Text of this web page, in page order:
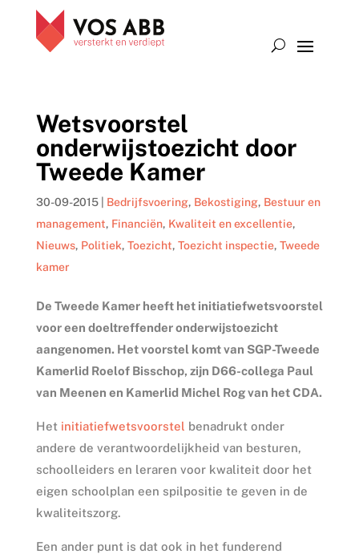
Wetsvoorstel
onderwijstoezicht door
Tweede Kamer
30-09-2015| Bedrijfsvoering, Bekostiging, Bestuur en
management, Financiën, Kwaliteit en excellentie,
Nieuws, Politiek, Toezicht, Toezicht inspectie, Tweede
kamer
De Tweede Kamer heeft het initiatiefwetsvoorstel
voor een doeltreffender onderwijstoezicht
aangenomen. Het voorstel komt van SGP-Tweede
Kamerlid Roelof Bisschop, zijn D66-collega Paul
van Meenen en Kamerlid Michel Rog van het CDA.
Het initiatiefwetsvoorstel benadrukt onder
andere de verantwoordelijkheid van besturen,
schoolleiders en leraren voor kwaliteit door het
eigen schoolplan een spilpositie te geven in de
kwaliteitszorg.
Een ander punt is dat ook in het funderend